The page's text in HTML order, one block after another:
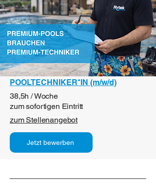
POOLTECHNIKER*IN (m/w/d)
38,5h / Woche
zum sofortigen Eintritt
zum Stellenangebot
Jetzt bewerben